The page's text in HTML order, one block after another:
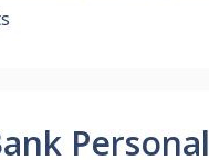
Personal